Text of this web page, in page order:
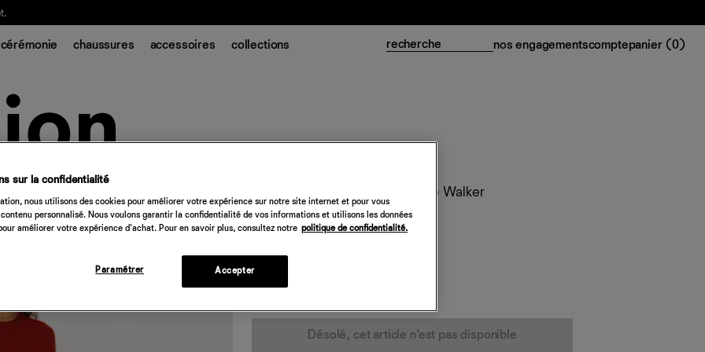
cérémonie chaussures accessoires collections nos engagementscomptepanier (0)
Robe ras-du-cou en cachemire Walker
398 €
Désolé, cet article n’est pas disponible
sur la confidentialité
nous utilisons des cookies pour améliorer votre expérience sur notre site internet et pour vous
personnalisé. Nous voulons garantir la confidentialité de vos informations et utilisons les données
améliorer votre expérience d'achat. Pour en savoir plus, consultez notre politique de confidentialité.
Paramétrer Accepter